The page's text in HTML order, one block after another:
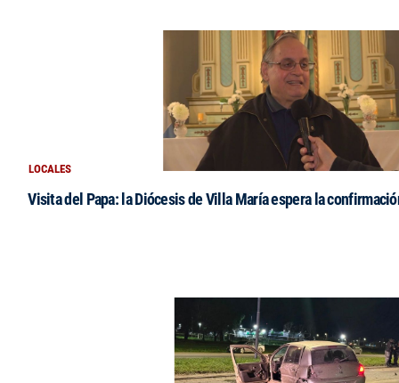
LOCALES
Visita del Papa: la Diócesis de Villa María espera la